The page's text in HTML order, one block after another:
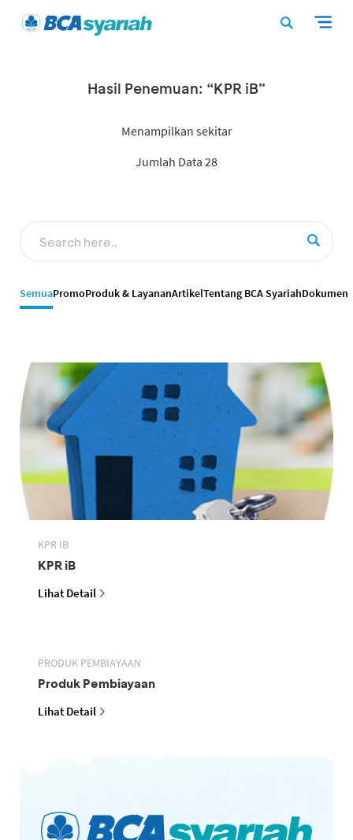
Hasil Penemuan: “KPR iB”
Menampilkan sekitar
Jumlah Data 28
SemuaPromoProduk & LayananArtikelTentang BCA SyariahDokumen
KPR IB
KPR iB
Lihat Detail
PRODUK PEMBIAYAAN
Produk Pembiayaan
Lihat Detail